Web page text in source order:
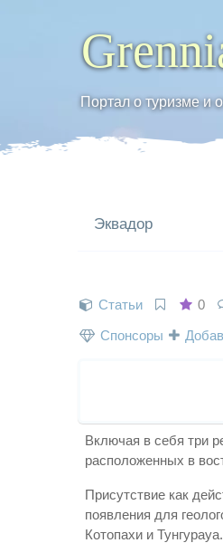
Портал о туризме и
Эквадор
Статьи 0
Спонсоры
Включая в себя три
расположенных в
Присутствие как
появления для
Котопахи и Тунгурауа.